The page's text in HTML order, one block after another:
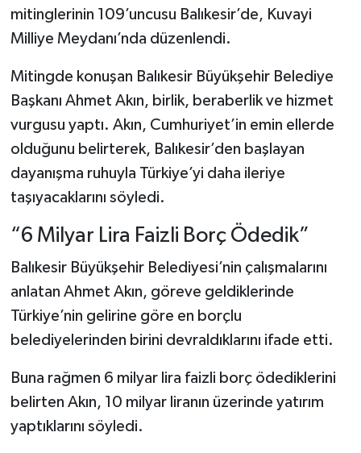
mitinglerinin 109’uncusu Balıkesir’de, Kuvayi
Milliye Meydanı’nda düzenlendi.
Mitingde konuşan Balıkesir Büyükşehir Belediye
Başkanı Ahmet Akın, birlik, beraberlik ve hizmet
vurgusu yaptı. Akın, Cumhuriyet’in emin ellerde
olduğunu belirterek, Balıkesir’den başlayan
dayanışma ruhuyla Türkiye’yi daha ileriye
taşıyacaklarını söyledi.
“6 Milyar Lira Faizli Borç Ödedik”
Balıkesir Büyükşehir Belediyesi’nin çalışmalarını
anlatan Ahmet Akın, göreve geldiklerinde
Türkiye’nin gelirine göre en borçlu
belediyelerinden birini devraldıklarını ifade etti.
Buna rağmen 6 milyar lira faizli borç ödediklerini
belirten Akın, 10 milyar liranın üzerinde yatırım
yaptıklarını söyledi.